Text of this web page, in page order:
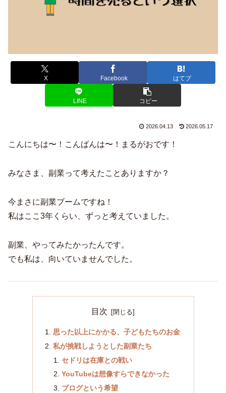
X Facebook はてブ
LINE コピー
2026.04.13 2026.05.17
こんにちは〜！こんばんは〜！まるがおです！
みなさま、副業って考えたことありますか？
今まさに副業ブームですね！
私はここ3年くらい、ずっと考えていました。
副業、やってみたかったんです。
でも私は、向いていませんでした。
目次
思った以上にかかる、子どもたちのお金
私が挑戦しようとした副業たち
セドリは在庫との戦い
YouTubeは想像すらできなかった
ブログという希望